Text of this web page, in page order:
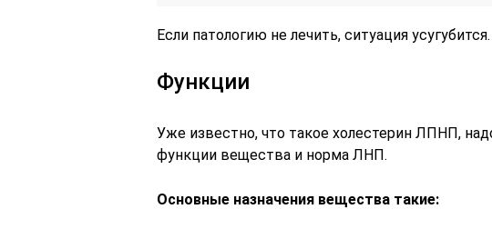
Если патологию не лечить, ситуация усугубится.
Функции
Уже известно, что такое холестерин ЛПНП,
функции вещества и норма ЛНП.
Основные назначения вещества такие: